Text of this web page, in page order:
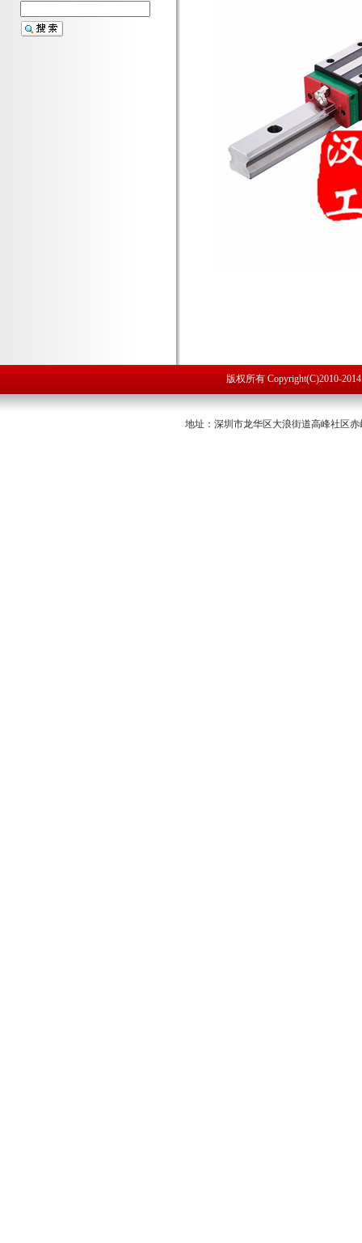
版权所有 Copyright(C)2010-
地址：深圳市龙华区大浪街道高峰社区